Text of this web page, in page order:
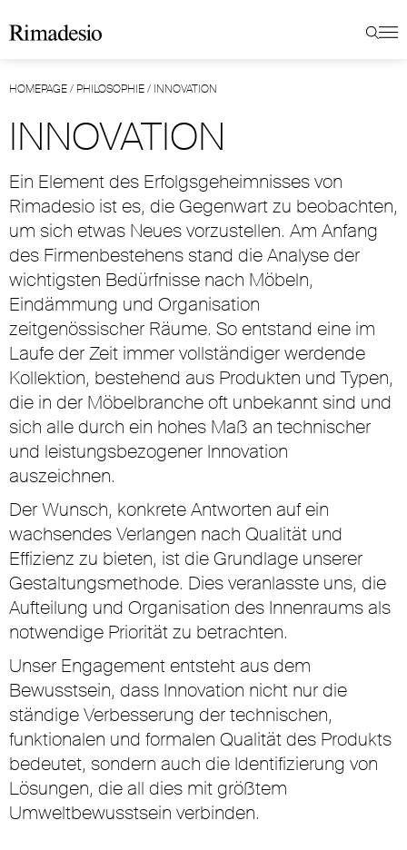
HOMEPAGE/ PHILOSOPHIE/ INNOVATION
INNOVATION
Ein Element des Erfolgsgeheimnisses von
Rimadesio ist es, die Gegenwart zu beobachten,
um sich etwas Neues vorzustellen. Am Anfang
des Firmenbestehens stand die Analyse der
wichtigsten Bedürfnisse nach Möbeln,
Eindämmung und Organisation
zeitgenössischer Räume. So entstand eine im
Laufe der Zeit immer vollständiger werdende
Kollektion, bestehend aus Produkten und Typen,
die in der Möbelbranche oft unbekannt sind und
sich alle durch ein hohes Maß an technischer
und leistungsbezogener Innovation
auszeichnen.
Der Wunsch, konkrete Antworten auf ein
wachsendes Verlangen nach Qualität und
Effizienz zu bieten, ist die Grundlage unserer
Gestaltungsmethode. Dies veranlasste uns, die
Aufteilung und Organisation des Innenraums als
notwendige Priorität zu betrachten.
Unser Engagement entsteht aus dem
Bewusstsein, dass Innovation nicht nur die
ständige Verbesserung der technischen,
funktionalen und formalen Qualität des Produkts
bedeutet, sondern auch die Identifizierung von
Lösungen, die all dies mit größtem
Umweltbewusstsein verbinden.